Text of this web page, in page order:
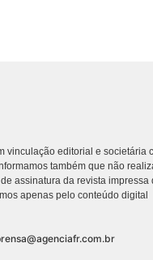
vinculação editorial e societária
também que não
assinatura da revista impressa
apenas pelo conteúdo digital